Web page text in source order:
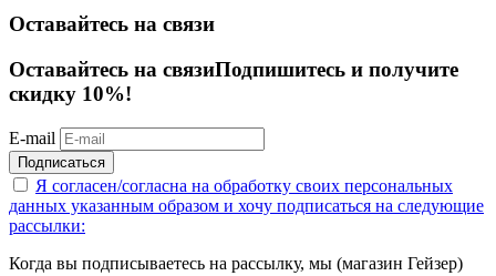
Оставайтесь на связи
Оставайтесь на связиПодпишитесь и получите
скидку 10%!
E-mail
Подписаться
Я согласен/согласна на обработку своих персональных
данных указанным образом и хочу подписаться на следующие
рассылки:
Когда вы подписываетесь на рассылку, мы (магазин Гейзер)